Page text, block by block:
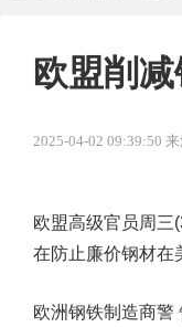
欧盟削
2025-04-02 09:39:50
欧盟高级官员周三
在防止廉价钢材在
欧洲钢铁制造商警